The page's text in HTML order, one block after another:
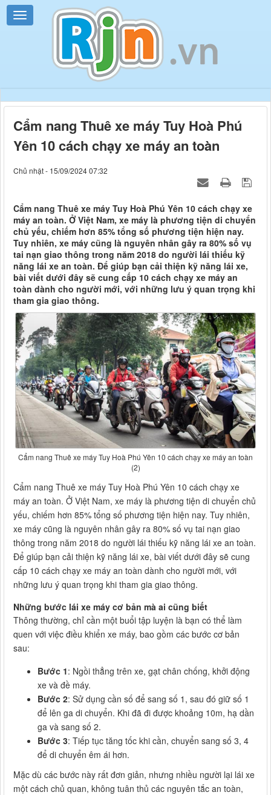
Cẩm nang Thuê xe máy Tuy Hoà Phú
Yên 10 cách chạy xe máy an toàn
Chủ nhật - 15/09/2024 07:32
Cẩm nang Thuê xe máy Tuy Hoà Phú Yên 10 cách chạy xe
máy an toàn. Ở Việt Nam, xe máy là phương tiện di chuyển
chủ yếu, chiếm hơn 85% tổng số phương tiện hiện nay.
Tuy nhiên, xe máy cũng là nguyên nhân gây ra 80% số vụ
tai nạn giao thông trong năm 2018 do người lái thiếu kỹ
năng lái xe an toàn. Để giúp bạn cải thiện kỹ năng lái xe,
bài viết dưới đây sẽ cung cấp 10 cách chạy xe máy an
toàn dành cho người mới, với những lưu ý quan trọng khi
tham gia giao thông.
Cẩm nang Thuê xe máy Tuy Hoà Phú Yên 10 cách chạy xe máy an toàn
(2)
Cẩm nang Thuê xe máy Tuy Hoà Phú Yên 10 cách chạy xe
máy an toàn. Ở Việt Nam, xe máy là phương tiện di chuyển chủ
yếu, chiếm hơn 85% tổng số phương tiện hiện nay. Tuy nhiên,
xe máy cũng là nguyên nhân gây ra 80% số vụ tai nạn giao
thông trong năm 2018 do người lái thiếu kỹ năng lái xe an toàn.
Để giúp bạn cải thiện kỹ năng lái xe, bài viết dưới đây sẽ cung
cấp 10 cách chạy xe máy an toàn dành cho người mới, với
những lưu ý quan trọng khi tham gia giao thông.
Những bước lái xe máy cơ bản mà ai cũng biết
Thông thường, chỉ cần một buổi tập luyện là bạn có thể làm
quen với việc điều khiển xe máy, bao gồm các bước cơ bản
sau:
Bước 1: Ngồi thẳng trên xe, gạt chân chống, khởi động
xe và đề máy.
Bước 2: Sử dụng cần số để sang số 1, sau đó giữ số 1
để lên ga di chuyển. Khi đã đi được khoảng 10m, hạ dần
ga và sang số 2.
Bước 3: Tiếp tục tăng tốc khi cần, chuyển sang số 3, 4
để di chuyển êm ái hơn.
Mặc dù các bước này rất đơn giản, nhưng nhiều người lại lái xe
một cách chủ quan, không tuân thủ các nguyên tắc an toàn,